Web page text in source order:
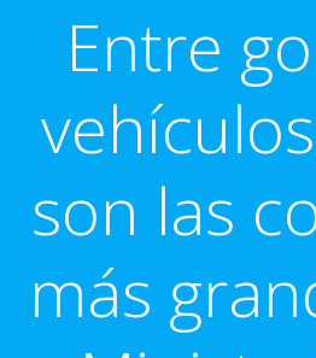
Entre
son las
más